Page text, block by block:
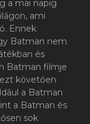
a mai napig
ami
Ennek
Batman nem
és
Batman filmje
követően
a Batman
a Batman és
sok